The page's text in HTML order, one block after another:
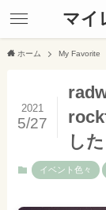
マイ
ホーム My Favorite
した
2021
5/27
イベント色々